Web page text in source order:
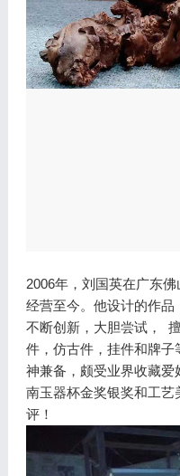
2006年，刘国英在广东
经营至今。他设计的作品
不断创新，大胆尝试，
件，仿古件，挂件和牌
神兼备，颇受业界收藏
南玉器杯金奖银奖和工
评！